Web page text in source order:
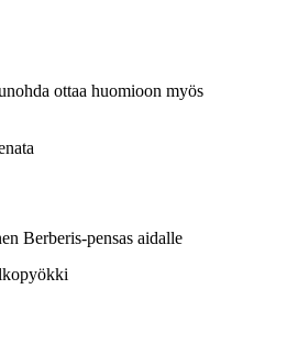
ottaa huomioon myös
Berberis-pensas aidalle